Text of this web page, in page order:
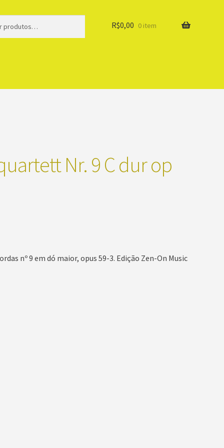
R$0,00 0 item
Nr. 9 C dur op
nº 9 em dó maior, opus 59-3. Edição Zen-On Music